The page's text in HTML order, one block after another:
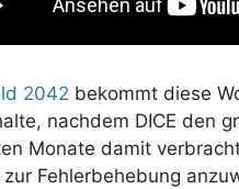
2042 bekommt diese
nachdem DICE den
Monate damit
zur Fehlerbehebung